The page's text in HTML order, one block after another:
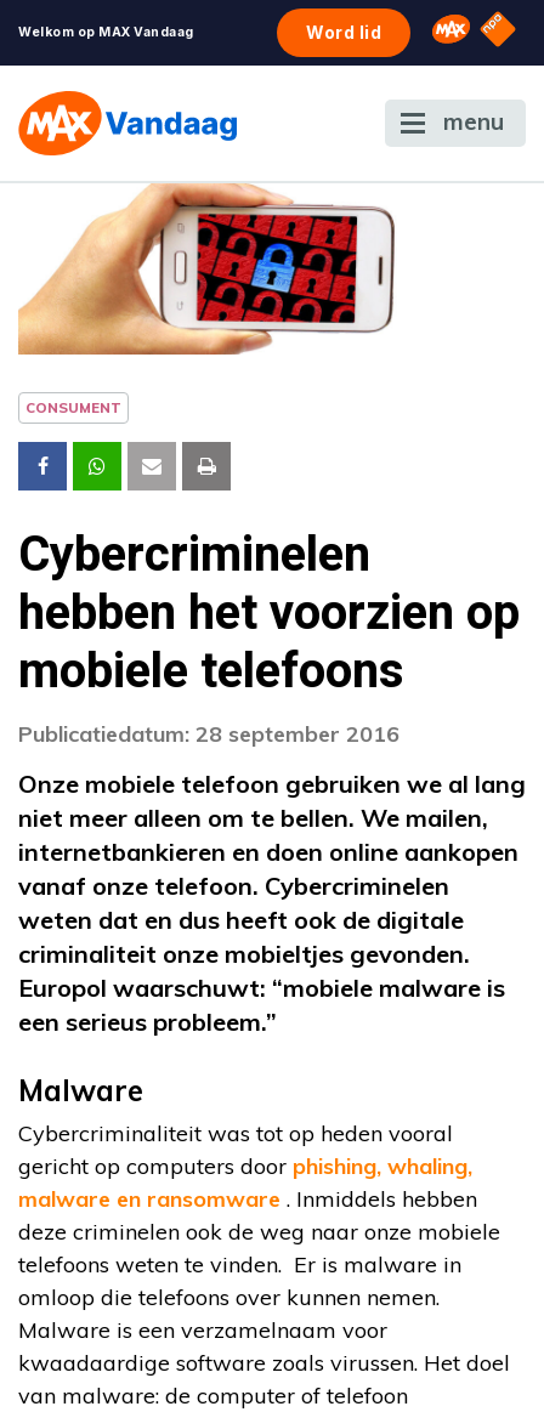
Welkom op MAX Vandaag Word lid Omroep
NPO
menu
CONSUMENT
Cybercriminelen
hebben het voorzien op
mobiele telefoons
Publicatiedatum: 28 september 2016
Onze mobiele telefoon gebruiken we al lang
niet meer alleen om te bellen. We mailen,
internetbankieren en doen online aankopen
vanaf onze telefoon. Cybercriminelen
weten dat en dus heeft ook de digitale
criminaliteit onze mobieltjes gevonden.
Europol waarschuwt: “mobiele malware is
een serieus probleem.”
Malware
Cybercriminaliteit was tot op heden vooral
gericht op computers door phishing, whaling,
malware en ransomware . Inmiddels hebben
deze criminelen ook de weg naar onze mobiele
telefoons weten te vinden. Er is malware in
omloop die telefoons over kunnen nemen.
Malware is een verzamelnaam voor
kwaadaardige software zoals virussen. Het doel
van malware: de computer of telefoon